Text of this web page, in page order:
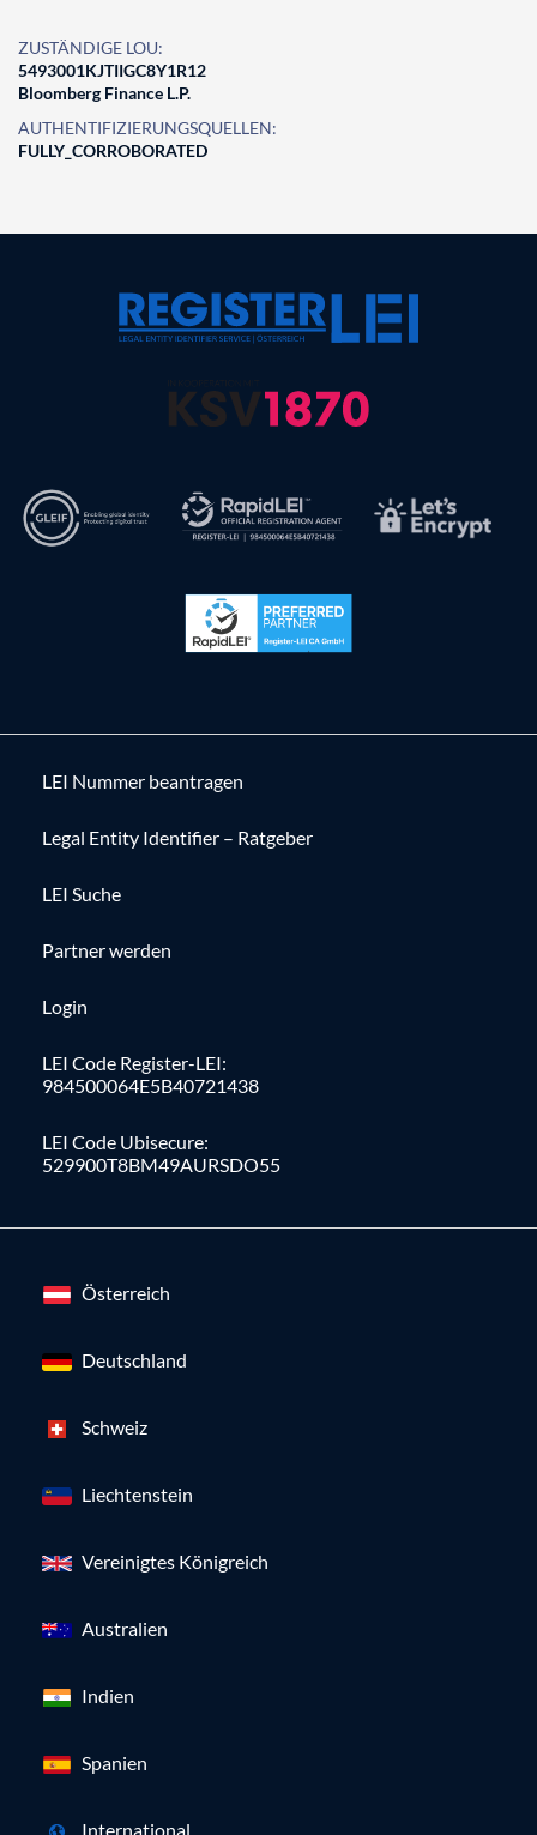
ZUSTÄNDIGE LOU:
5493001KJTIIGC8Y1R12
Bloomberg Finance L.P.
AUTHENTIFIZIERUNGSQUELLEN:
FULLY_CORROBORATED
LEI Nummer beantragen
Legal Entity Identifier – Ratgeber
LEI Suche
Partner werden
Login
LEI Code Register-LEI:
984500064E5B40721438
LEI Code Ubisecure:
529900T8BM49AURSDO55
Österreich
Deutschland
Schweiz
Liechtenstein
Vereinigtes Königreich
Australien
Indien
Spanien
International